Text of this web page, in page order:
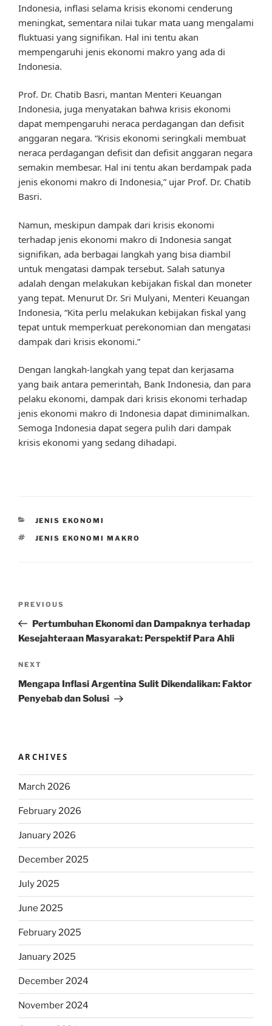
Indonesia, inflasi selama krisis ekonomi cenderung
meningkat, sementara nilai tukar mata uang mengalami
fluktuasi yang signifikan. Hal ini tentu akan
mempengaruhi jenis ekonomi makro yang ada di
Indonesia.
Prof. Dr. Chatib Basri, mantan Menteri Keuangan
Indonesia, juga menyatakan bahwa krisis ekonomi
dapat mempengaruhi neraca perdagangan dan defisit
anggaran negara. “Krisis ekonomi seringkali membuat
neraca perdagangan defisit dan defisit anggaran negara
semakin membesar. Hal ini tentu akan berdampak pada
jenis ekonomi makro di Indonesia,” ujar Prof. Dr. Chatib
Basri.
Namun, meskipun dampak dari krisis ekonomi
terhadap jenis ekonomi makro di Indonesia sangat
signifikan, ada berbagai langkah yang bisa diambil
untuk mengatasi dampak tersebut. Salah satunya
adalah dengan melakukan kebijakan fiskal dan moneter
yang tepat. Menurut Dr. Sri Mulyani, Menteri Keuangan
Indonesia, “Kita perlu melakukan kebijakan fiskal yang
tepat untuk memperkuat perekonomian dan mengatasi
dampak dari krisis ekonomi.”
Dengan langkah-langkah yang tepat dan kerjasama
yang baik antara pemerintah, Bank Indonesia, dan para
pelaku ekonomi, dampak dari krisis ekonomi terhadap
jenis ekonomi makro di Indonesia dapat diminimalkan.
Semoga Indonesia dapat segera pulih dari dampak
krisis ekonomi yang sedang dihadapi.
CATEGORIES
JENIS EKONOMI
TAGS
JENIS EKONOMI MAKRO
Previous
Post
PREVIOUS
Pertumbuhan Ekonomi dan Dampaknya terhadap
Kesejahteraan Masyarakat: Perspektif Para Ahli
Next
Post
NEXT
Mengapa Inflasi Argentina Sulit Dikendalikan: Faktor
Penyebab dan Solusi
ARCHIVES
March 2026
February 2026
January 2026
December 2025
July 2025
June 2025
February 2025
January 2025
December 2024
November 2024